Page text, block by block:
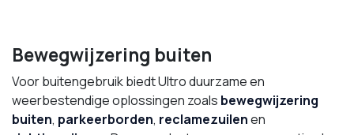
Bewegwijzering buiten
Voor buitengebruik biedt Ultro duurzame en
weerbestendige oplossingen zoals bewegwijzering
buiten, parkeerborden, reclamezuilenen